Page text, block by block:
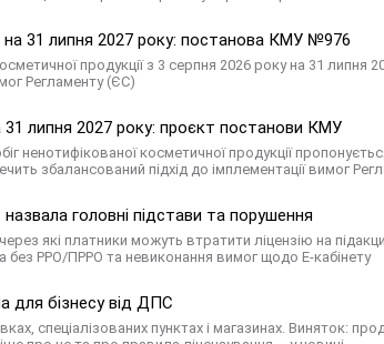
31 липня 2027 року: постанова КМУ №976
продукції з 3 серпня 2026 року на 31 липня
Регламенту (ЄС)
липня 2027 року: проєкт постанови КМУ
ненотифікованої косметичної продукції
збалансований підхід до імплементації вимог
головні підстави та порушення
які платники можуть втратити ліцензію на
без РРО/ПРРО та невиконання вимог щодо Е-кабінету
для бізнесу від ДПС
спеціалізованих пунктах і магазинах. Виняток: